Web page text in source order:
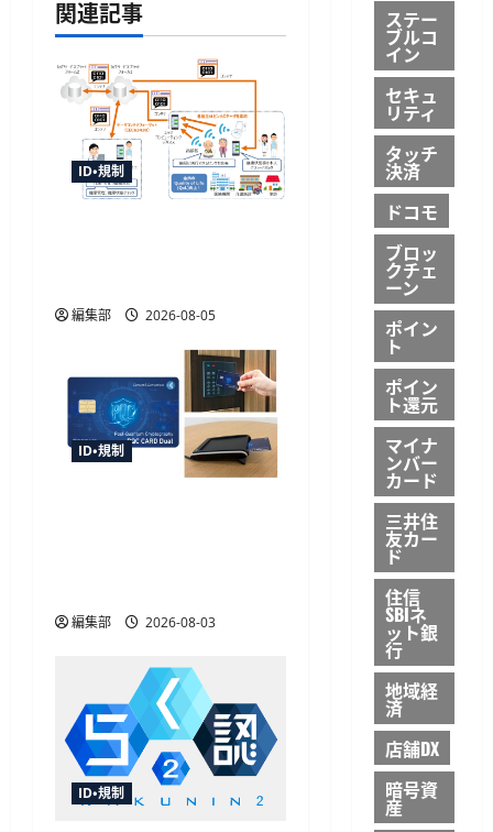
ョ
ン
関連記事
ID・規制
編集部 2026-08-05
ID・規制
編集部 2026-08-03
ID・規制
ステー
ブルコ
イン
セキュ
リティ
タッチ
決済
ドコモ
ブロッ
クチェ
ーン
ポイン
ト
ポイン
ト還元
マイナ
ンバー
カード
三井住
友カー
ド
住信
SBIネ
ット銀
行
地域経
済
店舗DX
暗号資
産